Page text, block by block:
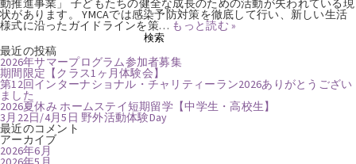
動推進事業」 子どもたちの健全な成長のための活動が失われている現
状があります。 YMCAでは感染予防対策を徹底して行い、新しい生活
様式に沿ったガイドラインを策… もっと読む »
検
索:
検索
最近の投稿
2026年サマープログラム参加者募集
期間限定【クラス1ヶ月体験会】
第12回インターナショナル・チャリティーラン2026ありがとうござい
ました
2026夏休み ホームステイ短期留学【中学生・高校生】
3月22日/4月5日 野外活動体験Day
最近のコメント
アーカイブ
2026年6月